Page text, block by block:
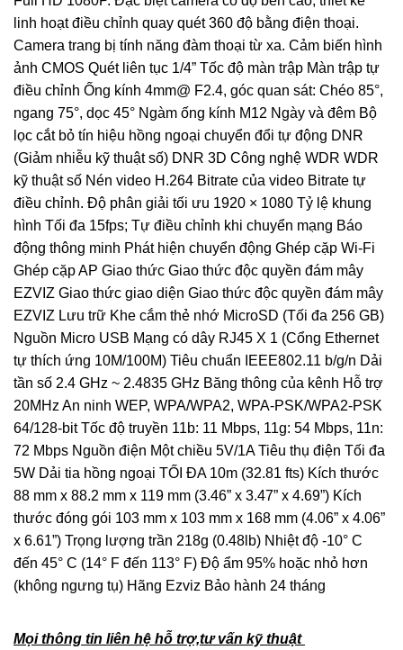
linh hoạt điều chỉnh quay quét 360 độ bằng điện thoại.
Camera trang bị tính năng đàm thoại từ xa. Cảm biến hình
ảnh CMOS Quét liên tục 1/4” Tốc độ màn trập Màn trập tự
điều chỉnh Ống kính 4mm@ F2.4, góc quan sát: Chéo 85°,
ngang 75°, dọc 45° Ngàm ống kính M12 Ngày và đêm Bộ
lọc cắt bỏ tín hiệu hồng ngoại chuyển đổi tự động DNR
(Giảm nhiễu kỹ thuật số) DNR 3D Công nghệ WDR WDR
kỹ thuật số Nén video H.264 Bitrate của video Bitrate tự
điều chỉnh. Độ phân giải tối ưu 1920 × 1080 Tỷ lệ khung
hình Tối đa 15fps; Tự điều chỉnh khi chuyển mạng Báo
động thông minh Phát hiện chuyển động Ghép cặp Wi-Fi
Ghép cặp AP Giao thức Giao thức độc quyền đám mây
EZVIZ Giao thức giao diện Giao thức độc quyền đám mây
EZVIZ Lưu trữ Khe cắm thẻ nhớ MicroSD (Tối đa 256 GB)
Nguồn Micro USB Mạng có dây RJ45 X 1 (Cổng Ethernet
tự thích ứng 10M/100M) Tiêu chuẩn IEEE802.11 b/g/n Dải
tần số 2.4 GHz ~ 2.4835 GHz Băng thông của kênh Hỗ trợ
20MHz An ninh WEP, WPA/WPA2, WPA-PSK/WPA2-PSK
64/128-bit Tốc độ truyền 11b: 11 Mbps, 11g: 54 Mbps, 11n:
72 Mbps Nguồn điện Một chiều 5V/1A Tiêu thụ điện Tối đa
5W Dải tia hồng ngoại TỐI ĐA 10m (32.81 fts) Kích thước
88 mm x 88.2 mm x 119 mm (3.46” x 3.47” x 4.69”) Kích
thước đóng gói 103 mm x 103 mm x 168 mm (4.06” x 4.06”
x 6.61”) Trọng lượng trần 218g (0.48lb) Nhiệt độ -10° C
đến 45° C (14° F đến 113° F) Độ ẩm 95% hoặc nhỏ hơn
(không ngưng tụ) Hãng Ezviz Bảo hành 24 tháng
Mọi thông tin liên hệ hỗ trợ,tư vấn kỹ thuật